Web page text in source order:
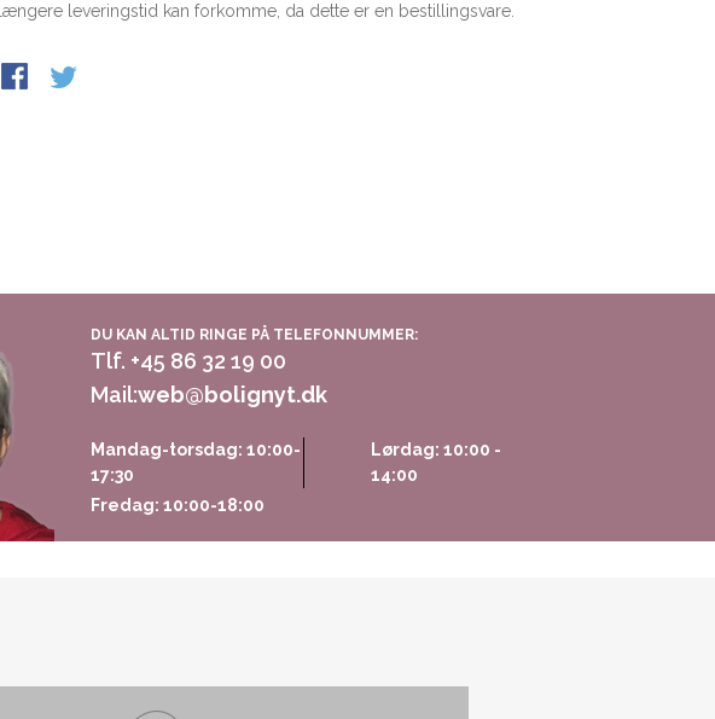
Længere leveringstid kan forkomme, da dette er en bestillingsvare.
DU KAN ALTID RINGE PÅ TELEFONNUMMER:
Tlf. +45 86 32 19 00
Mail:web@bolignyt.dk
Mandag-torsdag: 10:00-
17:30
Fredag: 10:00-18:00
Lørdag: 10:00 -
14:00